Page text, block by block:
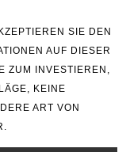
SIE DEN
AUF DIESER
ZUM INVESTIEREN,
KEINE
ART VON